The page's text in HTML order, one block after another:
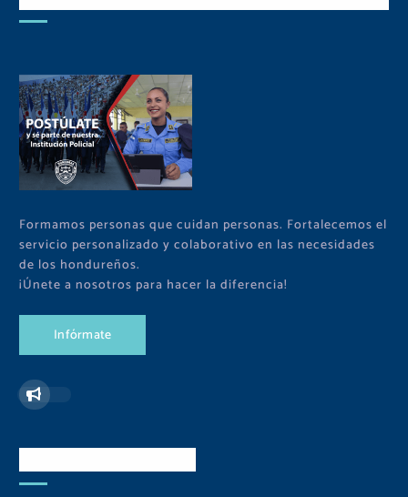
Formamos personas que cuidan personas. Fortalecemos el
servicio personalizado y colaborativo en las necesidades
de los hondureños.
¡Únete a nosotros para hacer la diferencia!
Infórmate